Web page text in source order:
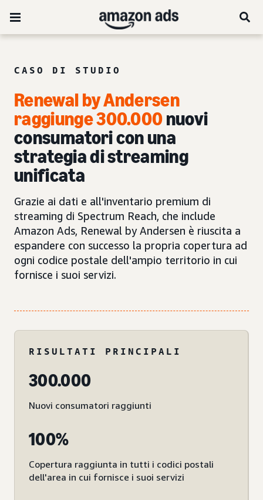
CASO DI STUDIO
Renewal by Andersen
raggiunge 300.000nuovi
consumatori con una
strategia di streaming
unificata
Grazie ai dati e all'inventario premium di
streaming di Spectrum Reach, che include
Amazon Ads, Renewal by Andersen è riuscita a
espandere con successo la propria copertura ad
ogni codice postale dell'ampio territorio in cui
fornisce i suoi servizi.
RISULTATI PRINCIPALI
300.000
Nuovi consumatori raggiunti
100%
Copertura raggiunta in tutti i codici postali
dell'area in cui fornisce i suoi servizi